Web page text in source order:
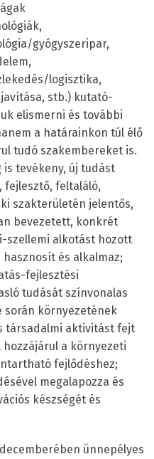
gyógyszeripar,
logisztika,
stb.) kutató-
elismerni és további
a határainkon túl élő
tudó szakembereket is.
is tevékeny, új tudást
fejlesztő, feltaláló,
szakterületén jelentős,
bevezetett, konkrét
szellemi alkotást hozott
és alkalmaz;
fejlesztési
tudását színvonalas
környezetének
társadalmi aktivitást fejt
a környezeti
fejlődéshez;
megalapozza és
készségét és
ünnepélyes